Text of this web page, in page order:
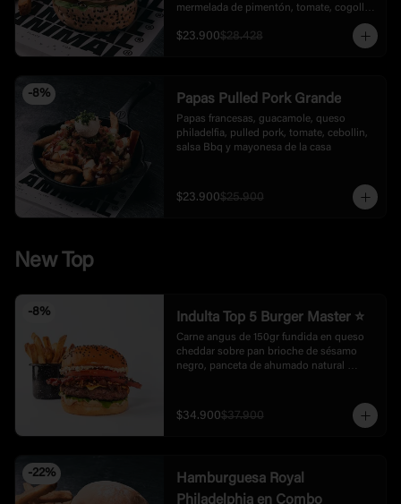
mermelada de pimentón, tomate, cogollo
Acompañada con papas.
$23.900$28.428
-8% Papas Pulled Pork Grande
Papas francesas, guacamole, queso
philadelfia, pulled pork, tomate, cebollin,
salsa Bbq y mayonesa de la casa
$23.900$25.900
New Top
-8% Indulta Top 5 Burger Master ⭐
Carne angus de 150gr fundida en queso
cheddar sobre pan brioche de sésamo
negro, panceta de ahumado natural
truffle, cebollas grillé en balsámico.
Acompañada de rúgula, tomate fresco y
$34.900$37.900
-22%
Hamburguesa Royal
Philadelphia en Combo